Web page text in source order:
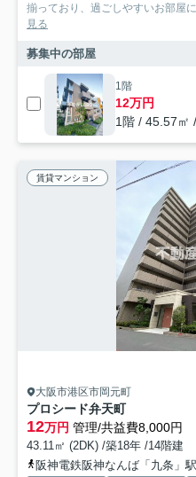
揃っており、過ごしやすいお部屋
見る
募集中の部屋
1階
12万円
1階 / 45.57㎡
賃貸マンション
大阪市港区市岡元町
プロシード弁天町
12万円 管理/共益費8,000円
43.11㎡ (2DK) /築18年 /14階建
阪神電鉄阪神なんば「九条」